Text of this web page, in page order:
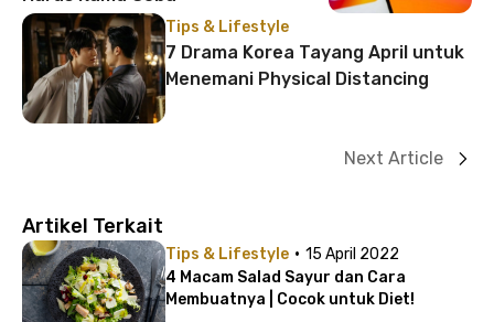
Tips & Lifestyle
7 Drama Korea Tayang April untuk
Menemani Physical Distancing
Next Article
Artikel Terkait
Tips & Lifestyle · 15 April 2022
4 Macam Salad Sayur dan Cara
Membuatnya | Cocok untuk Diet!